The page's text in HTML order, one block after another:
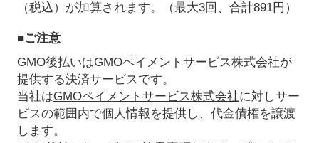
（税込）が加算されます。（最大3回、合計891円）
■ご注意
GMO後払いはGMOペイメントサービス株式会社が
提供する決済サービスです。
当社はGMOペイメントサービス株式会社に対しサー
ビスの範囲内で個人情報を提供し、代金債権を譲渡
します。